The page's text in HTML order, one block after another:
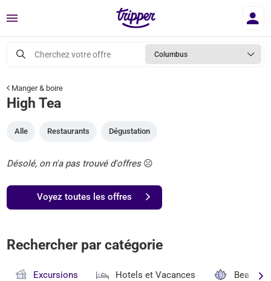
Menu
Cherchez votre offre Columbus
Manger & boire
High Tea
Alle Restaurants Dégustation
Désolé, on n'a pas trouvé d'offres☹️
Voyez toutes les offres
Rechercher par catégorie
Excursions Hotels et Vacances Beauté